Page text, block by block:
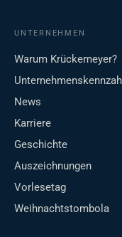
UNTERNEHMEN
Warum Krückemeyer?
News
Karriere
Geschichte
Auszeichnungen
Vorlesetag
Weihnachtstombola